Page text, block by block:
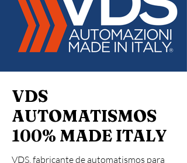
VDS
AUTOMATISMOS
100% MADE ITALY
VDS, fabricante de automatismos para